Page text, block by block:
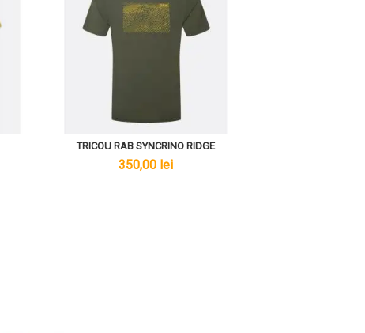
TRICOU RAB SYNCRINO RIDGE
lei
350,00 lei